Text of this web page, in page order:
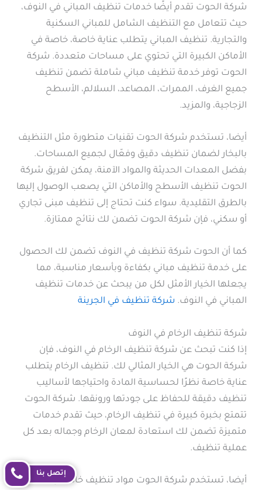
شركة الحوت تقدم أيضًا خدمات تنظيف المباني في النوف،
حيث تتعامل مع التنظيف الشامل للمباني السكنية
والتجارية. تنظيف المباني يتطلب عناية خاصة، خاصة في
الأماكن الكبيرة التي تحتوي على مساحات متعددة. شركة
الحوت توفر خدمة تنظيف مباني شاملة تضمن تنظيف
جميع الغرف، الممرات، المصاعد، السلالم، الأسطح
الزجاجية، والمزيد.
أيضا، تستخدم شركة الحوت تقنيات متطورة مثل التنظيف
بالبخار لضمان تنظيف دقيق وفعّال لجميع المساحات.
بفضل المعدات الحديثة والمواد الآمنة، يمكن لفريق شركة
الحوت تنظيف الأسطح والأماكن التي يصعب الوصول إليها
بالطرق التقليدية. سواء كنت تحتاج إلى تنظيف مبنى تجاري
أو سكني، فإن شركة الحوت تضمن لك نتائج ممتازة.
كما أن الحوت شركة تنظيف في النوف تضمن لك الحصول
على خدمة تنظيف مباني بكفاءة وبأسعار مناسبة، مما
يجعلها الخيار الأمثل لكل من يبحث عن خدمات تنظيف
المباني في النوف. شركة تنظيف في الجرينة
شركة تنظيف الرخام في النوف
إذا كنت تبحث عن شركة تنظيف الرخام في النوف، فإن
شركة الحوت هي الخيار المثالي لك. تنظيف الرخام يتطلب
عناية خاصة نظرًا لحساسية المادة واحتياجها لأساليب
تنظيف دقيقة للحفاظ على جودتها ورونقها. شركة الحوت
تتمتع بخبرة كبيرة في تنظيف الرخام، حيث تقدم خدمات
متميزة تضمن لك استعادة لمعان الرخام وجماله بعد كل
عملية تنظيف.
أيضا، تستخدم شركة الحوت مواد تنظيف خاصة وآمنة على
إتصل بنا